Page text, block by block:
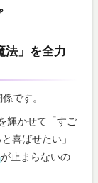
法」を全力
です。
輝かせて「すご
喜ばせたい」
が止まらないの